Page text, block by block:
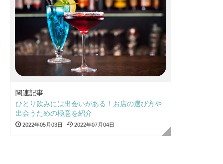
関連記事
ひとり飲みには出会いがある！お店の選び方や
出会うための極意を紹介
2022年05月03日 2022年07月04日